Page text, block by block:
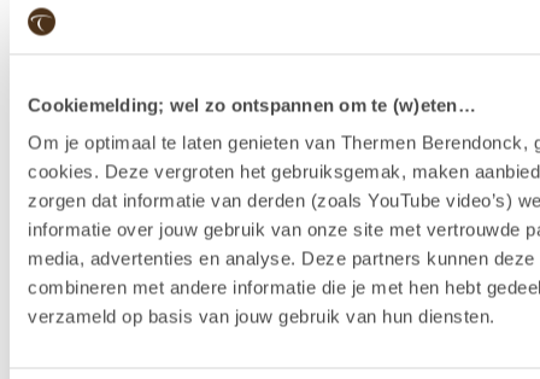
Cookiemelding; wel zo ontspannen om te (w)eten…
Om je optimaal te laten genieten van Thermen Berendonck,
cookies. Deze vergroten het gebruiksgemak, maken
zorgen dat informatie van derden (zoals YouTube video’s)
informatie over jouw gebruik van onze site met vertrouwde
media, advertenties en analyse. Deze partners kunnen deze
combineren met andere informatie die je met hen hebt
verzameld op basis van jouw gebruik van hun diensten.
Wellness-Resort